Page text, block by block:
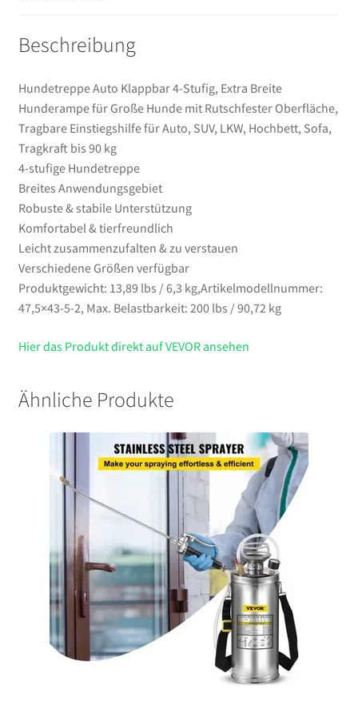
Auto,
LKW,
Hochbett,
Sofa,
Tragkraft
bis
90
kg
Menge
Beschreibung
Hundetreppe Auto Klappbar 4-Stufig, Extra Breite
Hunderampe für Große Hunde mit Rutschfester Oberfläche,
Tragbare Einstiegshilfe für Auto, SUV, LKW, Hochbett, Sofa,
Tragkraft bis 90 kg
4-stufige Hundetreppe
Breites Anwendungsgebiet
Robuste & stabile Unterstützung
Komfortabel & tierfreundlich
Leicht zusammenzufalten & zu verstauen
Verschiedene Größen verfügbar
Produktgewicht: 13,89 lbs / 6,3 kg,Artikelmodellnummer:
47,5×43-5-2, Max. Belastbarkeit: 200 lbs / 90,72 kg
Hier das Produkt direkt auf VEVOR ansehen
Ähnliche Produkte